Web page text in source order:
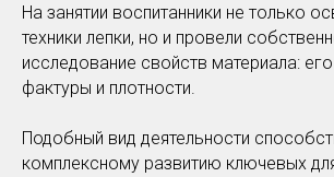
На занятии воспитанники не только
техники лепки, но и провели
исследование свойств материала: его
фактуры и плотности.
Подобный вид деятельности
комплексному развитию ключевых